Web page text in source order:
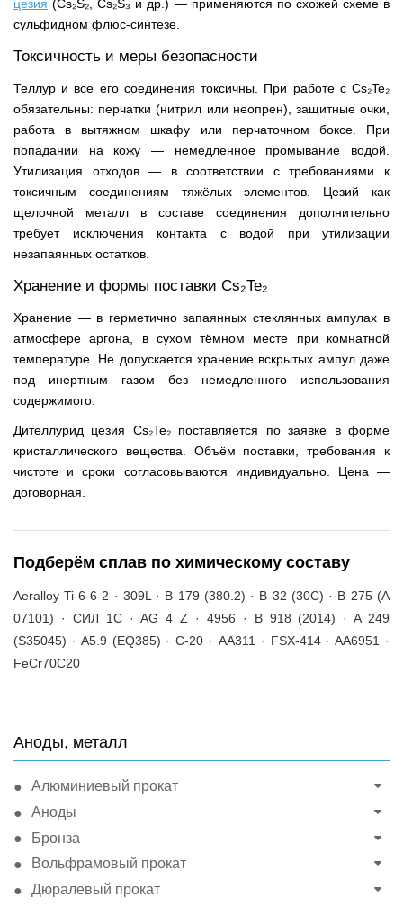
Аноды, металл
Алюминиевый прокат
Аноды
Бронза
Вольфрамовый прокат
Дюралевый прокат
цезия (Cs₂S₂, Cs₂S₃ и др.) — применяются по схожей схеме в
сульфидном флюс-синтезе.
Токсичность и меры безопасности
Теллур и все его соединения токсичны. При работе с Cs₂Te₂
обязательны: перчатки (нитрил или неопрен), защитные очки,
работа в вытяжном шкафу или перчаточном боксе. При
попадании на кожу — немедленное промывание водой.
Утилизация отходов — в соответствии с требованиями к
токсичным соединениям тяжёлых элементов. Цезий как
щелочной металл в составе соединения дополнительно
требует исключения контакта с водой при утилизации
незапаянных остатков.
Хранение и формы поставки Cs₂Te₂
Хранение — в герметично запаянных стеклянных ампулах в
атмосфере аргона, в сухом тёмном месте при комнатной
температуре. Не допускается хранение вскрытых ампул даже
под инертным газом без немедленного использования
содержимого.
Дителлурид цезия Cs₂Te₂ поставляется по заявке в форме
кристаллического вещества. Объём поставки, требования к
чистоте и сроки согласовываются индивидуально. Цена —
договорная.
Подберём сплав по химическому составу
Aeralloy Ti-6-6-2 · 309L · B 179 (380.2) · B 32 (30C) · B 275 (A
07101) · СИЛ 1С · AG 4 Z · 4956 · B 918 (2014) · A 249
(S35045) · A5.9 (EQ385) · С-20 · AA311 · FSX-414 · AA6951 ·
FeCr70C20